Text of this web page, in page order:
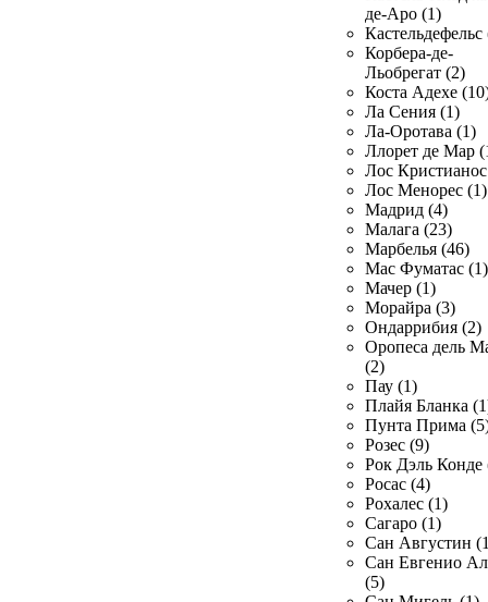
де-Аро (1)
Кастельдефельс
Корбера-де-
Льобрегат (2)
Коста Адехе
Ла Сения (1)
Ла-Оротава (1)
Ллорет де Мар
Лос
Лос Менорес (1)
Мадрид (4)
Малага (23)
Марбелья (46)
Мас Фуматас (1)
Мачер (1)
Морайра (3)
Ондаррибия (2)
Оропеса дель
(2)
Пау (1)
Плайя Бланка
Пунта Прима
Розес (9)
Рок Дэль Конде
Росас (4)
Рохалес (1)
Сагаро (1)
Сан Августин
Сан Евгенио
(5)